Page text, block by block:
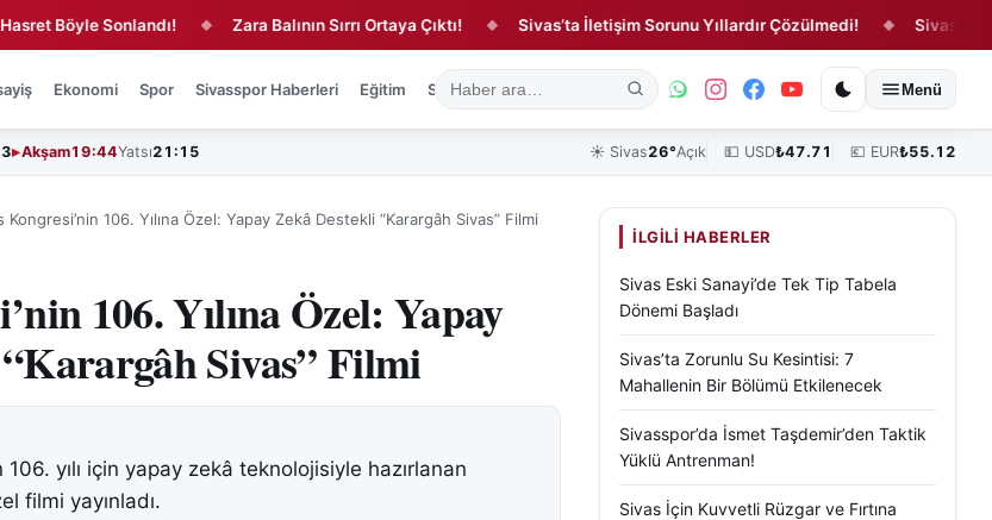
Sonlandı! ◆ Zara Balının Sırrı Ortaya Çıktı! ◆ Sivas’ta İletişim Sorunu Yıllardır Çözülmedi! ◆ Sivas’ta
Ekonomi Spor Sivasspor Haberleri Eğitim Sağlık Kültür, Sanat ve Tarih Yaşam Sivas Vefat Edenler Köşe
Menü
Akşam19:44Yatsı21:15 ☀️ Sivas26°Açık 💵 USD₺47.71 💶 EUR₺55.12
Kongresi’nin 106. Yılına Özel: Yapay Zekâ Destekli “Karargâh Sivas” Filmi
106. Yılına Özel: Yapay
Sivas” Filmi
106. yılı için yapay zekâ teknolojisiyle hazırlanan
filmi yayınladı.
İLGILI HABERLER
Sivas Eski Sanayi’de Tek Tip Tabela
Dönemi Başladı
Sivas’ta Zorunlu Su Kesintisi: 7
Mahallenin Bir Bölümü Etkilenecek
Sivasspor’da İsmet Taşdemir’den Taktik
Yüklü Antrenman!
Sivas İçin Kuvvetli Rüzgar ve Fırtına